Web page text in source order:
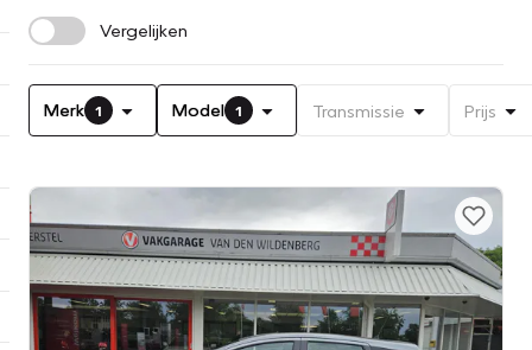
Vergelijken
Merk 1 Model 1 Transmissie Prijs